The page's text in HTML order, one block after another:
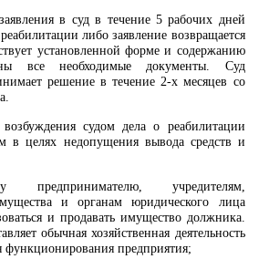
в суд в течение 5 рабочих дней
либо заявление возвращается
установленной форме и содержанию
все необходимые документы. Суд
решение в течение 2-х месяцев со
возбуждения судом дела о реабилитации
в целях недопущения вывода средств и
предпринимателю, учредителям,
и органам юридического лица
и продавать имущество должника.
обычная хозяйственная деятельность
функционирования предприятия;